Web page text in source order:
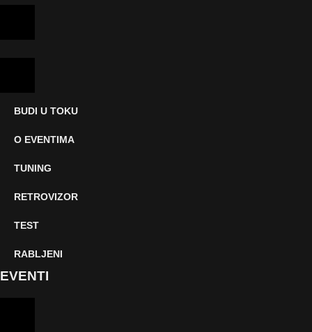
BUDI U TOKU
O EVENTIMA
TUNING
RETROVIZOR
TEST
RABLJENI
EVENTI